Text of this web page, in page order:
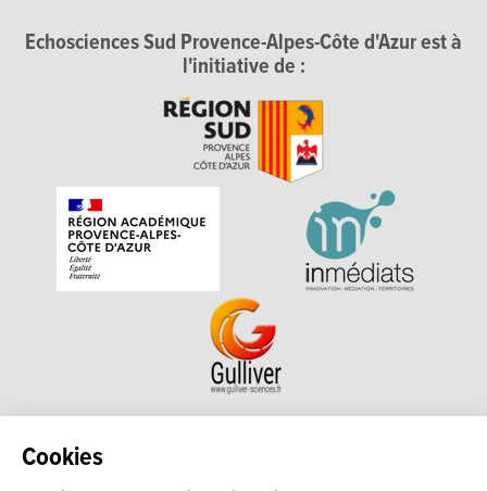
Cookies
Echosciences Sud Provence-Alpes-Côte d'Azur est à
l'initiative de :
Echosciences Sud Provence-Alpes-Côte d'Azur est à